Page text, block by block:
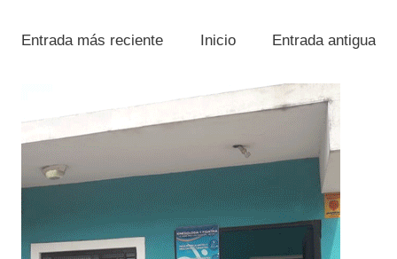
Entrada más reciente Entrada antigua
Inicio